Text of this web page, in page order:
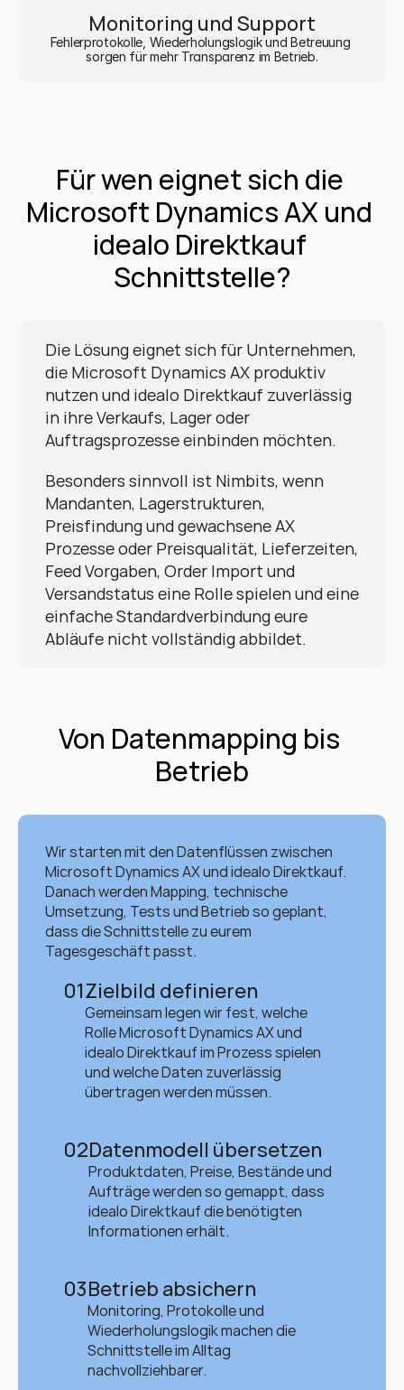
Monitoring und Support
Fehlerprotokolle, Wiederholungslogik und Betreuung
sorgen für mehr Transparenz im Betrieb.
Für wen eignet sich die
Microsoft Dynamics AX und
idealo Direktkauf
Schnittstelle?
Die Lösung eignet sich für Unternehmen,
die Microsoft Dynamics AX produktiv
nutzen und idealo Direktkauf zuverlässig
in ihre Verkaufs, Lager oder
Auftragsprozesse einbinden möchten.
Besonders sinnvoll ist Nimbits, wenn
Mandanten, Lagerstrukturen,
Preisfindung und gewachsene AX
Prozesse oder Preisqualität, Lieferzeiten,
Feed Vorgaben, Order Import und
Versandstatus eine Rolle spielen und eine
einfache Standardverbindung eure
Abläufe nicht vollständig abbildet.
Von Datenmapping bis
Betrieb
Wir starten mit den Datenflüssen zwischen
Microsoft Dynamics AX und idealo Direktkauf.
Danach werden Mapping, technische
Umsetzung, Tests und Betrieb so geplant,
dass die Schnittstelle zu eurem
Tagesgeschäft passt.
01Zielbild definieren
Gemeinsam legen wir fest, welche
Rolle Microsoft Dynamics AX und
idealo Direktkauf im Prozess spielen
und welche Daten zuverlässig
übertragen werden müssen.
02Datenmodell übersetzen
Produktdaten, Preise, Bestände und
Aufträge werden so gemappt, dass
idealo Direktkauf die benötigten
Informationen erhält.
03Betrieb absichern
Monitoring, Protokolle und
Wiederholungslogik machen die
Schnittstelle im Alltag
nachvollziehbarer.